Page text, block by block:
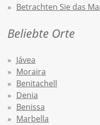
Betrachten Sie das
Beliebte Orte
Jávea
Moraira
Benitachell
Denia
Benissa
Marbella